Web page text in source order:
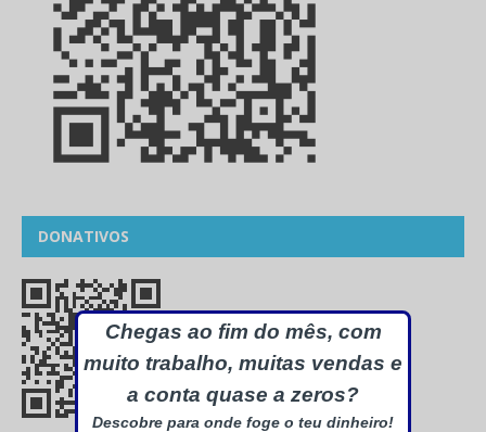
DONATIVOS
Chegas ao fim do mês, com
muito trabalho, muitas vendas e
a conta quase a zeros?
Descobre para onde foge o teu dinheiro!